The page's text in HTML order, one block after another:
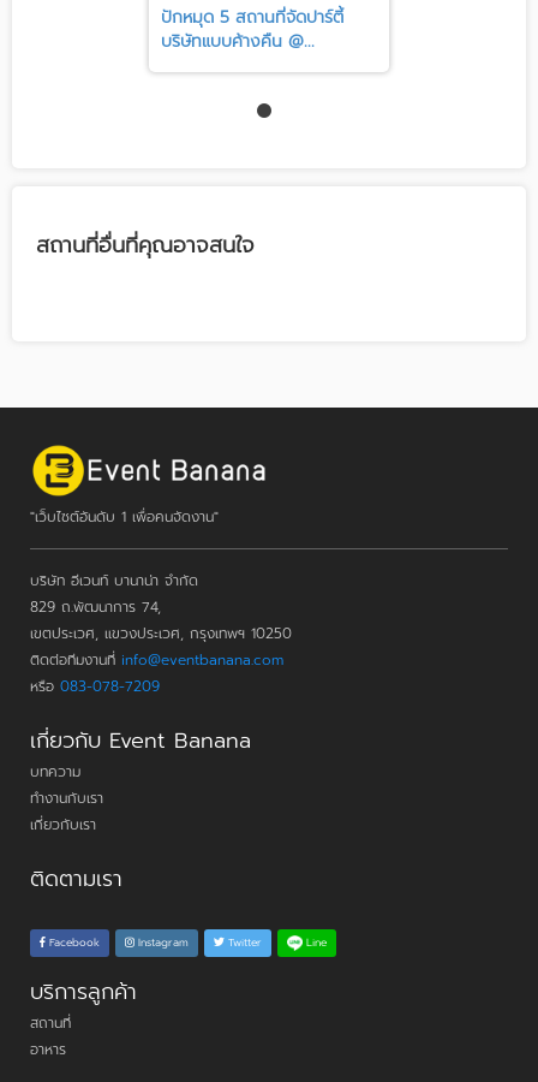
ปักหมุด 5 สถานที่จัดปาร์ตี้
บริษัทแบบค้างคืน @...
สถานที่อื่นที่คุณอาจสนใจ
"เว็บไซต์อันดับ 1 เพื่อคนจัดงาน"
บริษัท อีเวนท์ บานาน่า จำกัด
829 ถ.พัฒนาการ 74,
เขตประเวศ, แขวงประเวศ, กรุงเทพฯ 10250
ติดต่อทีมงานที่ info@eventbanana.com
หรือ 083-078-7209
เกี่ยวกับ Event Banana
บทความ
ทำงานกับเรา
เกี่ยวกับเรา
ติดตามเรา
Facebook Instagram Twitter Line
บริการลูกค้า
สถานที่
อาหาร